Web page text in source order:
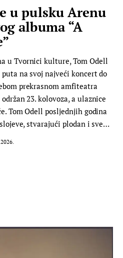
u pulsku Arenu
albuma “A
u Tvornici kulture, Tom Odell
na svoj najveći koncert do
prekrasnom amfiteatra
23. kolovoza, a ulaznice
Tom Odell posljednjih godina
stvarajući plodan i sve…